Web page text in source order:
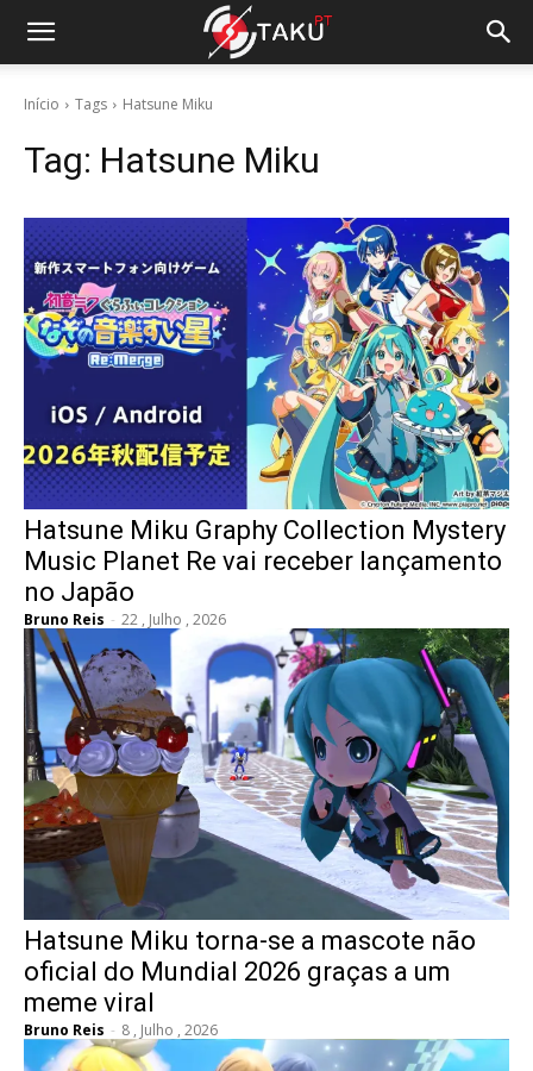
Início Tags Hatsune Miku
Tag: Hatsune Miku
Hatsune Miku Graphy Collection Mystery
Music Planet Re vai receber lançamento
no Japão
Bruno Reis - 22 , Julho , 2026
Hatsune Miku torna-se a mascote não
oficial do Mundial 2026 graças a um
meme viral
Bruno Reis - 8 , Julho , 2026